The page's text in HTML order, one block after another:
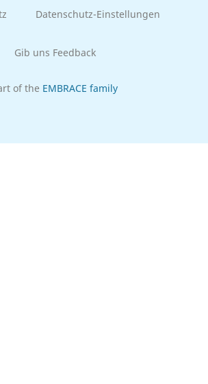
Datenschutz-Einstellungen
Gib uns Feedback
of the EMBRACE family